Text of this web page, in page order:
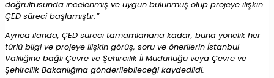
doğrultusunda incelenmiş ve uygun bulunmuş olup projeye ilişkin
ÇED süreci başlamıştır.”
Ayrıca ilanda, ÇED süreci tamamlanana kadar, buna yönelik her
türlü bilgi ve projeye ilişkin görüş, soru ve önerilerin İstanbul
Valiliğine bağlı Çevre ve Şehircilik İl Müdürlüğü veya Çevre ve
Şehircilik Bakanlığına gönderilebileceği kaydedildi.